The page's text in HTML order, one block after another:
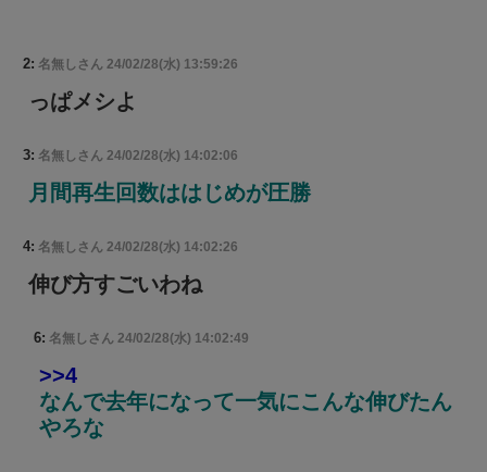
2: 名無しさん 24/02/28(水) 13:59:26
っぱメシよ
3: 名無しさん 24/02/28(水) 14:02:06
月間再生回数ははじめが圧勝
4: 名無しさん 24/02/28(水) 14:02:26
伸び方すごいわね
6: 名無しさん 24/02/28(水) 14:02:49
>>4
なんで去年になって一気にこんな伸びたん
やろな